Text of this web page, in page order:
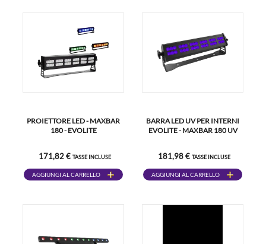
PROIETTORE LED - MAXBAR
180 - EVOLITE
171,82 € TASSE INCLUSE
AGGIUNGI AL CARRELLO
BARRA LED UV PER INTERNI
EVOLITE - MAXBAR 180 UV
181,98 € TASSE INCLUSE
AGGIUNGI AL CARRELLO